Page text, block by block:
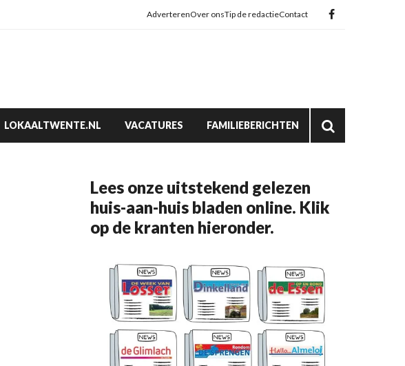
AdverterenOver onsTip de redactieContact
LOKAALTWENTE.NL VACATURES FAMILIEBERICHTEN
Lees onze uitstekend gelezen
huis-aan-huis bladen online. Klik
op de kranten hieronder.